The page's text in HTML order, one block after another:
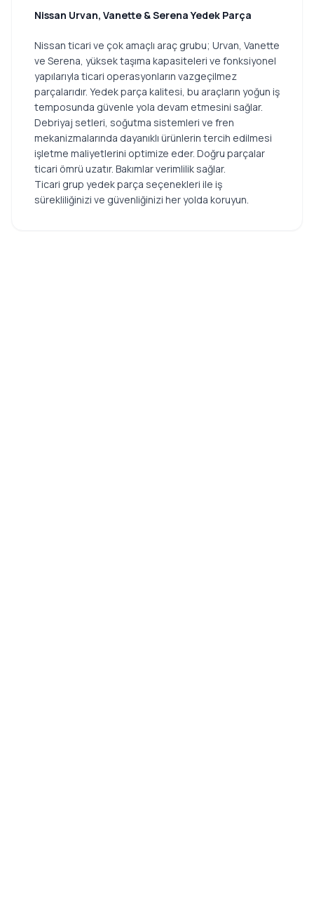
Nissan Urvan, Vanette & Serena Yedek Parça
Nissan ticari ve çok amaçlı araç grubu; Urvan, Vanette
ve Serena, yüksek taşıma kapasiteleri ve fonksiyonel
yapılarıyla ticari operasyonların vazgeçilmez
parçalarıdır. Yedek parça kalitesi, bu araçların yoğun iş
temposunda güvenle yola devam etmesini sağlar.
Debriyaj setleri, soğutma sistemleri ve fren
mekanizmalarında dayanıklı ürünlerin tercih edilmesi
işletme maliyetlerini optimize eder. Doğru parçalar
ticari ömrü uzatır. Bakımlar verimlilik sağlar.
Ticari grup yedek parça seçenekleri ile iş
sürekliliğinizi ve güvenliğinizi her yolda koruyun.